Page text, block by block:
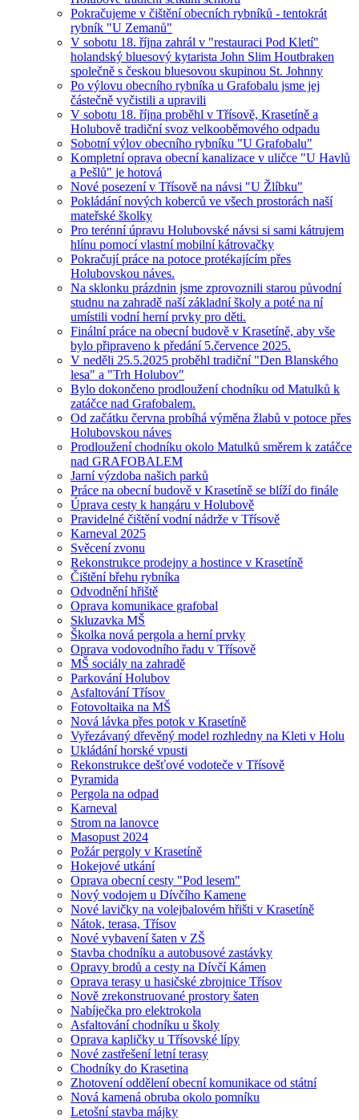
Pokračujeme v čištění obecních rybníků - tentokrát
rybník "U Zemanů"
V sobotu 18. října zahrál v "restauraci Pod Kletí"
holandský bluesový kytarista John Slim Houtbraken
společně s českou bluesovou skupinou St. Johnny
Po výlovu obecního rybníka u Grafobalu jsme jej
částečně vyčistili a upravili
V sobotu 18. října proběhl v Třísově, Krasetíně a
Holubově tradiční svoz velkooběmového odpadu
Sobotní výlov obecního rybníku "U Grafobalu"
Kompletní oprava obecní kanalizace v uličce "U Havlů
a Pešlů" je hotová
Nové posezení v Třísově na návsi "U Žlíbku"
Pokládání nových koberců ve všech prostorách naší
mateřské školky
Pro terénní úpravu Holubovské návsi si sami kátrujem
hlínu pomocí vlastní mobilní kátrovačky
Pokračují práce na potoce protékajícím přes
Holubovskou náves.
Na sklonku prázdnin jsme zprovoznili starou původní
studnu na zahradě naší základní školy a poté na ní
umístili vodní herní prvky pro děti.
Finální práce na obecní budově v Krasetíně, aby vše
bylo připraveno k předání 5.července 2025.
V neděli 25.5.2025 proběhl tradiční "Den Blanského
lesa" a "Trh Holubov"
Bylo dokončeno prodloužení chodníku od Matulků k
zatáčce nad Grafobalem.
Od začátku června probíhá výměna žlabů v potoce přes
Holubovskou náves
Prodloužení chodníku okolo Matulků směrem k zatáčce
nad GRAFOBALEM
Jarní výzdoba našich parků
Práce na obecní budově v Krasetíně se blíží do finále
Úprava cesty k hangáru v Holubově
Pravidelné čištění vodní nádrže v Třísově
Karneval 2025
Svěcení zvonu
Rekonstrukce prodejny a hostince v Krasetíně
Čištění břehu rybníka
Odvodnění hřiště
Oprava komunikace grafobal
Skluzavka MŠ
Školka nová pergola a herní prvky
Oprava vodovodního řadu v Třísově
MŠ sociály na zahradě
Parkování Holubov
Asfaltování Třísov
Fotovoltaika na MŠ
Nová lávka přes potok v Krasetíně
Vyřezávaný dřevěný model rozhledny na Kleti v Holu
Ukládání horské vpusti
Rekonstrukce dešťové vodoteče v Třísově
Pyramida
Pergola na odpad
Karneval
Strom na lanovce
Masopust 2024
Požár pergoly v Krasetíně
Hokejové utkání
Oprava obecní cesty "Pod lesem"
Nový vodojem u Dívčího Kamene
Nové lavičky na volejbalovém hřišti v Krasetíně
Nátok, terasa, Třísov
Nové vybavení šaten v ZŠ
Stavba chodníku a autobusové zastávky
Opravy brodů a cesty na Dívčí Kámen
Oprava terasy u hasičské zbrojnice Třísov
Nově zrekonstruované prostory šaten
Nabíječka pro elektrokola
Asfaltování chodníku u školy
Oprava kapličky u Třísovské lípy
Nové zastřešení letní terasy
Chodníky do Krasetina
Zhotovení oddělení obecní komunikace od státní
Nová kamená obruba okolo pomníku
Letošní stavba májky